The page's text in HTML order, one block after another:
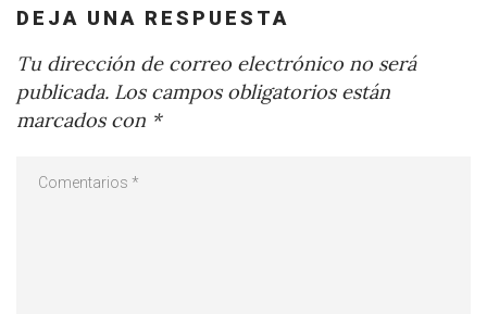
DEJA UNA RESPUESTA
Tu dirección de correo electrónico no será
publicada. Los campos obligatorios están
marcados con *